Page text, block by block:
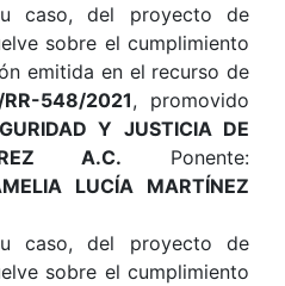
caso, del proyecto de
sobre el cumplimiento
emitida en el recurso de
RR-548/2021, promovido
Y JUSTICIA DE
A.C. Ponente:
LUCÍA MARTÍNEZ
caso, del proyecto de
sobre el cumplimiento